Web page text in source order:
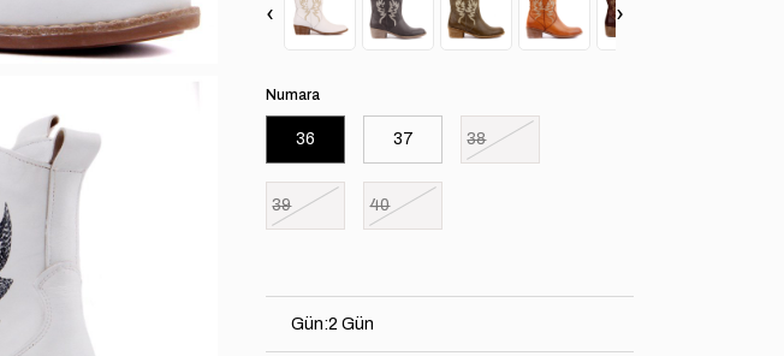
‹ ›
Numara
36 37 38
39 40
Gün:2 Gün